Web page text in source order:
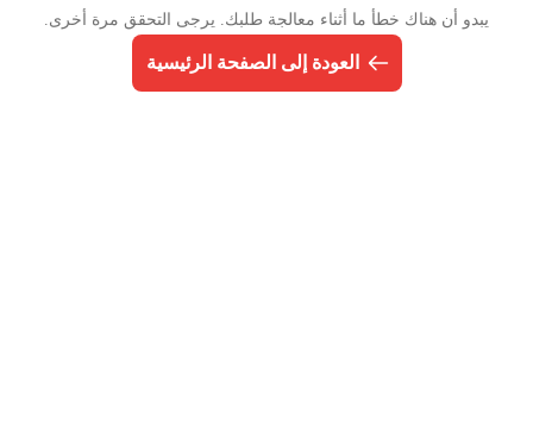
يبدو أن هناك خطأ ما أثناء معالجة طلبك. يرجى التحقق مرة أخرى.
العودة إلى الصفحة الرئيسية